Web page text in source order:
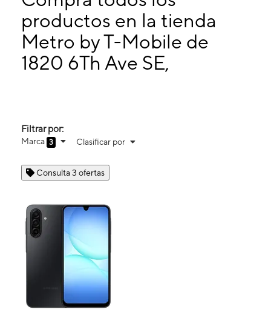
Jueves: 10:00 a. m. a 7:00 p. m.
Viernes:10:00 a. m. a 7:00 p. m.
1820 6Th Ave SE, Suite Y Decatur, AL 35601
productos en la tienda
Metro by T-Mobile de
1820 6Th Ave SE,
Filtrar por:
Marca 3 Clasificar por
Consulta 3 ofertas